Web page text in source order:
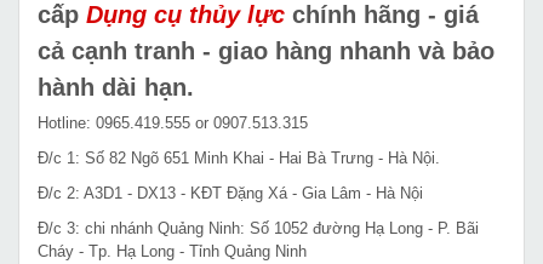
cấp Dụng cụ thủy lực chính hãng - giá
cả cạnh tranh - giao hàng nhanh và bảo
hành dài hạn.
Hotline: 0965.419.555 or 0907.513.315
Đ/c 1: Số 82 Ngõ 651 Minh Khai - Hai Bà Trưng - Hà Nội.
Đ/c 2: A3D1 - DX13 - KĐT Đặng Xá - Gia Lâm - Hà Nội
Đ/c 3: chi nhánh Quảng Ninh: Số 1052 đường Hạ Long - P. Bãi
Cháy - Tp. Hạ Long - Tỉnh Quảng Ninh